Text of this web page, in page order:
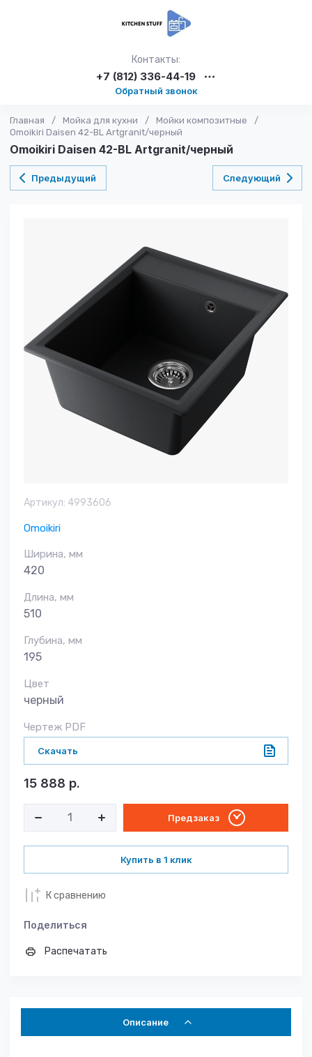
Контакты:
+7 (812) 336-44-19
Обратный звонок
Главная / Мойка для кухни / Мойки композитные
/
Omoikiri Daisen 42-BL Artgranit/черный
Omoikiri Daisen 42-BL Artgranit/черный
Предыдущий Следующий
Артикул: 4993606
Omoikiri
Ширина, мм
420
Длина, мм
510
Глубина, мм
195
Цвет
черный
Чертеж PDF
Скачать
15 888 р.
Предзаказ
Купить в 1 клик
К сравнению
Поделиться
Распечатать
Описание